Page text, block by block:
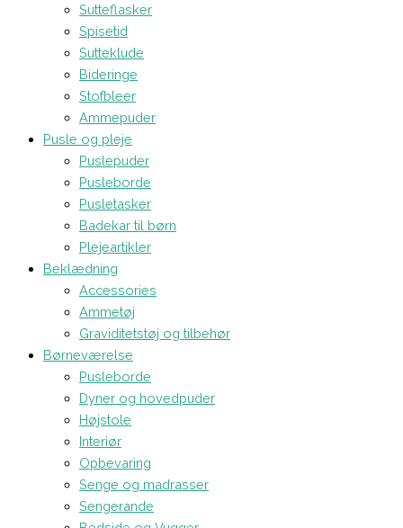
Sutteflasker
Spisetid
Sutteklude
Bideringe
Stofbleer
Ammepuder
Pusle og pleje
Puslepuder
Pusleborde
Pusletasker
Badekar til børn
Plejeartikler
Beklædning
Accessories
Ammetøj
Graviditetstøj og tilbehør
Børneværelse
Pusleborde
Dyner og hovedpuder
Højstole
Interiør
Opbevaring
Senge og madrasser
Sengerande